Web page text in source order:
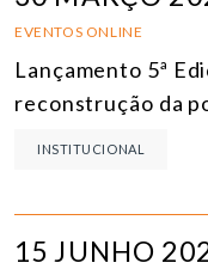
EVENTOS ONLINE
Lançamento 5ª
reconstrução da
INSTITUCIONAL
15 JUNHO